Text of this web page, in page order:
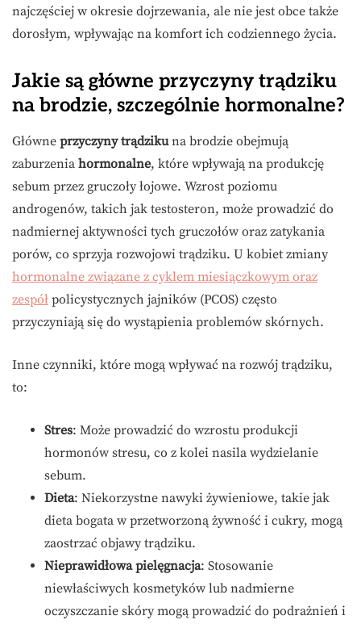
najczęściej w okresie dojrzewania, ale nie jest obce także
dorosłym, wpływając na komfort ich codziennego życia.
Jakie są główne przyczyny trądziku
na brodzie, szczególnie hormonalne?
Główne przyczyny trądzikuna brodzie obejmują
zaburzenia hormonalne, które wpływają na produkcję
sebum przez gruczoły łojowe. Wzrost poziomu
androgenów, takich jak testosteron, może prowadzić do
nadmiernej aktywności tych gruczołów oraz zatykania
porów, co sprzyja rozwojowi trądziku. U kobiet zmiany
hormonalne związane z cyklem miesiączkowym oraz
zespół policystycznych jajników (PCOS) często
przyczyniają się do wystąpienia problemów skórnych.
Inne czynniki, które mogą wpływać na rozwój trądziku,
to:
Stres: Może prowadzić do wzrostu produkcji
hormonów stresu, co z kolei nasila wydzielanie
sebum.
Dieta: Niekorzystne nawyki żywieniowe, takie jak
dieta bogata w przetworzoną żywność i cukry, mogą
zaostrzać objawy trądziku.
Nieprawidłowa pielęgnacja: Stosowanie
niewłaściwych kosmetyków lub nadmierne
oczyszczanie skóry mogą prowadzić do podrażnień i